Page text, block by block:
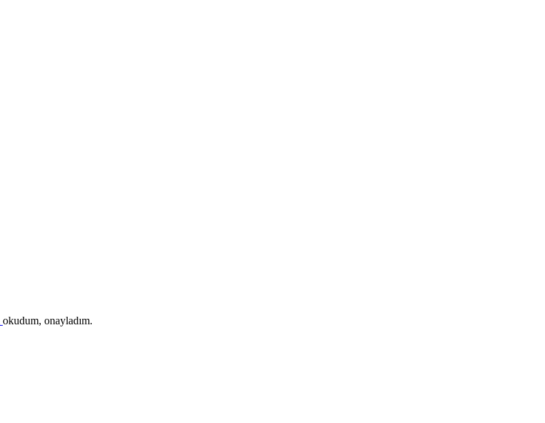
okudum, onayladım.